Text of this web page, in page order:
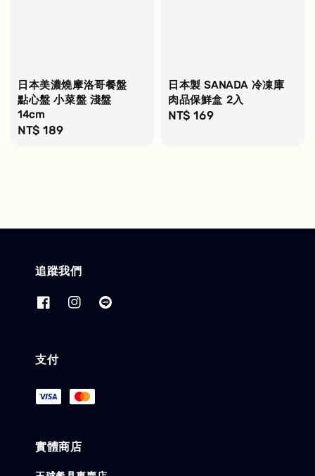
日本美濃燒摩洛哥餐盤
點心盤 小菜盤 淺盤
14cm
Regular
NT$ 189
日本製 SANADA 冷凍庫
肉品保鮮盒 2入
Regular
NT$ 169
追蹤我們
支付
實體商店